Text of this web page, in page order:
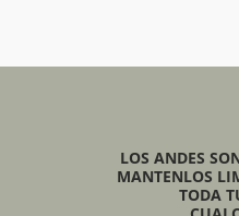
LOS ANDES
MANTENLOS
TODA